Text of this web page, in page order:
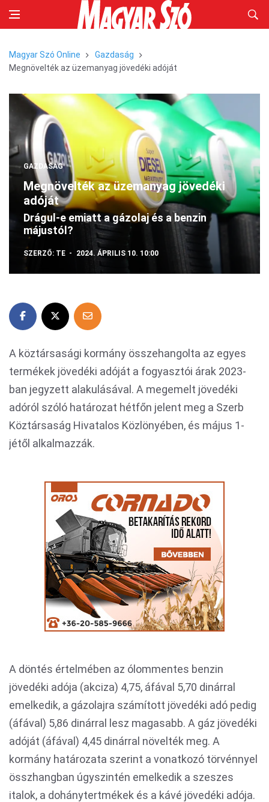
Magyar Szó Online
Gazdaság
Megnövelték az üzemanyag jövedéki adóját
GAZDASÁG
Megnövelték az üzemanyag jövedéki
adóját
Drágul-e emiatt a gázolaj és a benzin
májustól?
SZERZŐ: TE 2024. ÁPRILIS 10. 10:00
A köztársasági kormány összehangolta az egyes
termékek jövedéki adóját a fogyasztói árak 2023-
ban jegyzett alakulásával. A megemelt jövedéki
adóról szóló határozat hétfőn jelent meg a Szerb
Köztársaság Hivatalos Közlönyében, és május 1-
jétől alkalmazzák.
A döntés értelmében az ólommentes benzin
jövedéki adója (akciza) 4,75, áfával 5,70 dinárral
emelkedik, a gázolajra számított jövedéki adó pedig
(áfával) 5,86 dinárral lesz magasabb. A gáz jövedéki
adóját (áfával) 4,45 dinárral növelték meg. A
kormány határozata szerint a vonatkozó törvénnyel
összhangban úgyszintén emelkedik a szeszes
italok, a dohánytertmékek és a kávé jövedéki adója.